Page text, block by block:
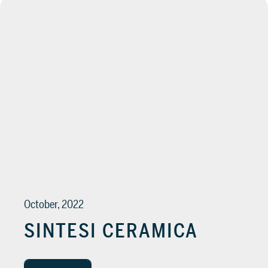
October, 2022
SINTESI CERAMICA